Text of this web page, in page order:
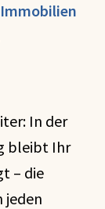
Immobilien
In der
bleibt Ihr
– die
jeden